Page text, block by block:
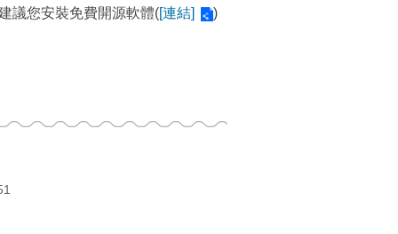
議您安裝免費開源軟體([連結] )